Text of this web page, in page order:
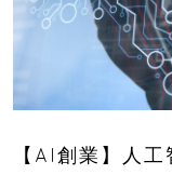
【AI創業】人